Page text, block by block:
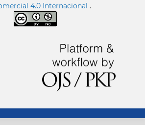
4.0 Internacional .